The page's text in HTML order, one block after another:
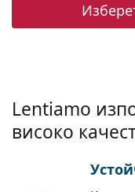
Lentiamo
високо